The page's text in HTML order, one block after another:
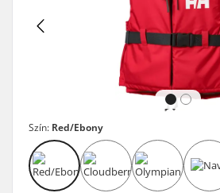
Szín: Red/Ebony